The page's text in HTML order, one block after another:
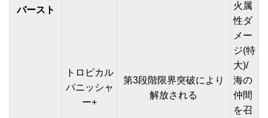
バースト
トロピカル
パニッシャ
ー+
第3段階限界突破により
解放される
火属
性ダ
メー
ジ(特
大)/
海の
仲間
を召